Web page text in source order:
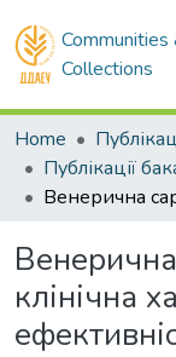
Communities
Collections
Home
клінічна